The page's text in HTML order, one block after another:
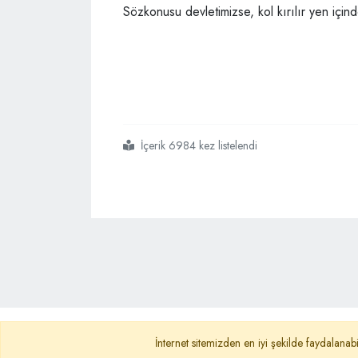
Sözkonusu devletimizse, kol kırılır yen
#kanada daki
#malum
#büyükelçi
İçerik 6984 kez listelendi
Ana Sayfa Gizlilik Politikası KVKK
İnternet sitemizden en iyi şekilde